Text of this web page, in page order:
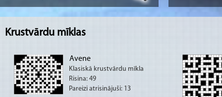
Krustvārdu mīklas
Avene
Klasiskā krustvārdu mīkla
Risina: 49
Pareizi atrisinājuši: 13